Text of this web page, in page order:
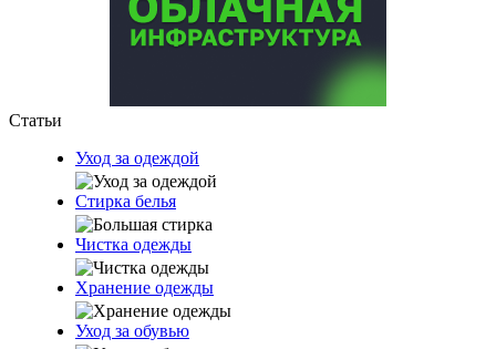
Статьи
Уход за одеждой
Стирка белья
Чистка одежды
Хранение одежды
Уход за обувью